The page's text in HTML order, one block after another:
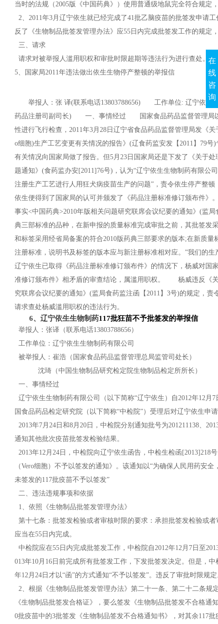
当时的法规（2005版《中国药典》）使用普通级地鼠完全符合规定
2、2011年3月辽宁依生就已经完成了41批乙脑疫苗的批签发申请
反了《生物制品批签发管理办法》应55日内完成批签发工作的规定
三、请求
请求对被举报人滥用职权和审批时限超期等违法行为进行查处。
5、国家局2011年违法做出依生生物停产整顿的举报信
举报人：张 译(联系电话13803788656) 工作单位: 辽宁依生
药品注册司副司长) 一、事情经过 国家食品药品监督管理局以
性进行飞行检查，2011年3月28日辽宁省食品药品监督管理局发《
o细胞)生产工艺变更有关情况的报告》(辽食药监安发【2011】79
有关情况向国家局做了报告。但5月23日国家局还是下发了《关于
题通知》(食药监办安[2011]76号)，认为“辽宁依生生物制药有限公
注册生产工艺进行人用狂犬病疫苗生产的问题”，责令依生停产整
依生便得到了国家局的认可并颁发了《药品注册标准修订颁布件》
事实<中国药典>2010年版相关问题研究联席会议纪要的通知》(监
典三部标准的品种，在新申报的质量标准完成审批之前，其批签发
和标签采用经省局备案的符合2010版药典三部要求的版本;在新质
注册标准，说明书及标签的版本应与新注册标准相对应。”我
辽宁依生已取得《药品注册标准修订颁布件》的情况下，杨威对国
准修订颁布件》相矛盾的审查结论，属滥用职权。 杨威违反《关
究联席会议纪要的通知》(监局食药监注函【2011】3号)的规
请求查处杨威滥用职权的违法行为。
6、辽宁依生生物制药117批狂苗不予批签发的举报信
举报人：张译（联系电话13803788656）
工作单位：辽宁依生生物制药有限公司
被举报人：崔浩（国家食品药品监督管理总局监管司处长）
沈琦（中国生物制品研究检定院生物制品检定所所长）
一、事情经过
辽宁依生生物制药有限公司（以下简称“辽宁依生）自2012年12月
国食品药品检定研究院（以下简称“中检院”）受理后对辽宁依生申
2013年7月24日和8月20日，中检院分别通知批号为201211138、
通知其他批次疫苗批签发检验结果。
2013年12月24日，中检院向辽宁依生函告，中检生检函[2013]218
（Vero细胞）不予以签发的通知》。该通知以“为确保人民用药安
未签发的117批疫苗不予以签发”
二、违法违规事项和依据
1、依照《生物制品批签发管理办法》
第十七条：批签发检验或者审核时限的要求：承担批签发检验或
应当在55日内完成。
中检院应在55日内完成批签发工作，中检院自2012年12月7日至
013年10月16日前完成所有批签发工作，下发批签发决定。但是，
年12月24日才以“函”的方式通知“不予以签发”。违反了审批时限规
2、根据《生物制品批签发管理办法》第二十一条、第二十二条规
《生物制品批签发合格证》，要么签发《生物制品批签发不合格
0批疫苗中的3批签发《生物制品签发不合格通知书》，对其余117
在
线
咨
询